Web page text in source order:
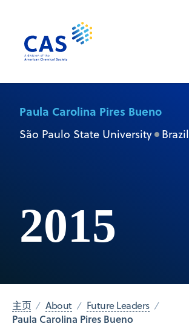
Paula Carolina Pires Bueno
São Paulo State University Brazil
2015
主页 About Future Leaders
Paula Carolina Pires Bueno